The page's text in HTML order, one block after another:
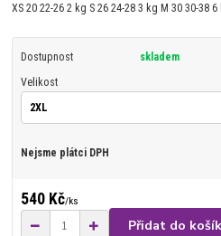
XS 20 22-26 2 kg S 26 24-28 3 kg M 30 30-38
Dostupnost skladem
Velikost
Nejsme plátci DPH
540 Kč/ks
Přidat do